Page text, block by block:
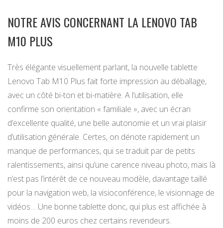
NOTRE AVIS CONCERNANT LA LENOVO TAB
M10 PLUS
Très élégante visuellement parlant, la nouvelle tablette
Lenovo Tab M10 Plus fait forte impression au déballage,
avec un côté bi-ton et bi-matière. A l’utilisation, elle
confirme son orientation « familiale », avec un écran
d’excellente qualité, une belle autonomie et un vrai plaisir
d’utilisation générale. Certes, on dénote rapidement un
manque de performances, qui se traduit par de petits
ralentissements, ainsi qu’une carence niveau photo, mais là
n’est pas l’intérêt de ce nouveau modèle, davantage taillé
pour la navigation web, la visioconférence, le visionnage de
vidéos… Une bonne tablette donc, qui plus est affichée à
moins de 200 euros chez certains revendeurs.